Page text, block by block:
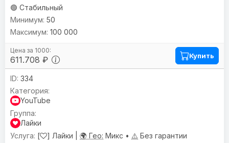
🟢 Стабильный
611.708 ₽
50
100 000
Купить
334
YouTube
Лайки
[
] Лайки | 🌍 Гео: Микс • ⚠️ Без гарантии